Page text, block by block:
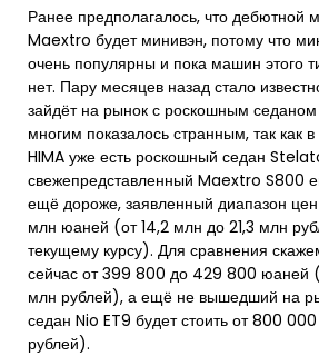
Ранее предполагалось, что дебютной
Maextro будет минивэн, потому что
очень популярны и пока машин этого
нет. Пару месяцев назад стало
зайдёт на рынок с роскошным
многим показалось странным, так как
HIMA уже есть роскошный седан
свежепредставленный Maextro S800
ещё дороже, заявленный диапазон
млн юаней (от 14,2 млн до 21,3 млн
текущему курсу). Для сравнения
сейчас от 399 800 до 429 800 юаней
млн рублей), а ещё не вышедший на
седан Nio ET9 будет стоить от 800
рублей).